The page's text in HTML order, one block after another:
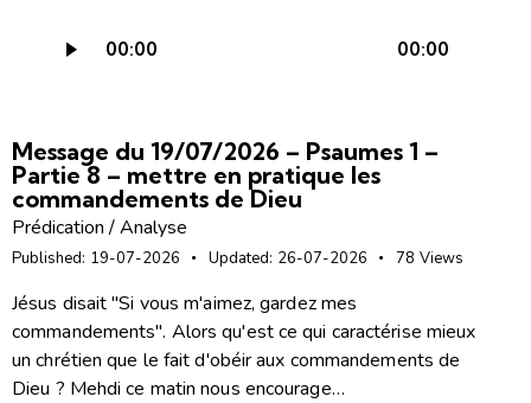
audio
00:00 00:00
Message du 19/07/2026 – Psaumes 1 –
Partie 8 – mettre en pratique les
commandements de Dieu
Prédication / Analyse
Published: 19-07-2026 Updated: 26-07-2026 78 Views
Jésus disait "Si vous m'aimez, gardez mes
commandements". Alors qu'est ce qui caractérise mieux
un chrétien que le fait d'obéir aux commandements de
Dieu ? Mehdi ce matin nous encourage…